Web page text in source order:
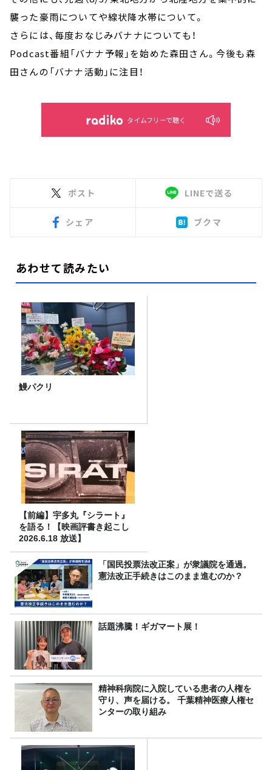
襲った豪雨についてや線状降水帯について。
さらには、毎度おなじみバナナについても！
Podcast番組「バナナ予報」を始めた森田さん。今後も森
田さんの「バナナ活動」に注目！
タイムフリーで聴く
ポスト LINEで送る
シェア ブクマ
あわせて読みたい
鰻パクリ
【前編】宇多丸『シラート』
を語る！【映画評書き起こし
2026.6.18 放送】
「国民投票法改正案」が衆議院を通過。
憲法改正手続きはこのまま進むのか？
話題沸騰！ギガマート展！
精神科病院に入院している患者の人権を
守り、声を届ける。 千葉精神医療人権セ
ンターの取り組み